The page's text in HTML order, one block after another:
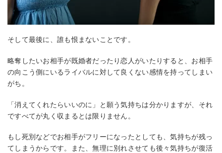
そして最後に、誰も恨まないことです。
略奪したいお相手が既婚者だったり恋人がいたりすると、お相手
の向こう側にいるライバルに対して良くない感情を持ってしまい
がち。
「消えてくれたらいいのに」と願う気持ちは分かりますが、それ
ですべてが丸く収まるとは限りません。
もし死別などでお相手がフリーになったとしても、気持ちが残っ
てしまうからです。また、無理に別れさせても後々気持ちが復活